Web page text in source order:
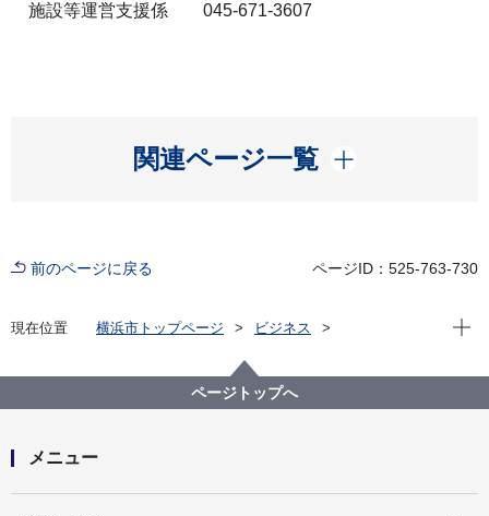
施設等運営支援係 045-671-3607
関連ページ一覧
開く
前のページに戻る ページID：525-763-730
現在位置 横浜市トップページ
ビジネス
令和８年度集団指導について（障害者支援施設・日中
活動系サービス・共同生活援助・短期入所）
現在
ページトップへ
メニュー